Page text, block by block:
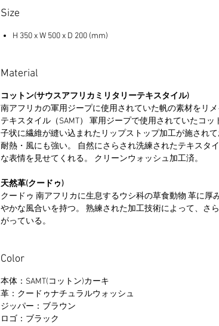
Size
H 350 x W 500 x D 200 (mm)
Material
コットン(サウスアフリカミリタリーテキスタイル)
南アフリカの軍用ジープに使用されていた帆の素材をリ
テキスタイル（SAMT） 軍用ジープで使用されていたコ
子状に繊維が縫い込まれたリップストップ加工が施されて
耐熱・風にも強い。 自然にさらされ洗練されたテキスタ
な表情を見せてくれる。 クリーンウォッシュ加工済。
天然革(クードゥ)
クードゥ 南アフリカに生息するウシ科の草食動物 革に厚
やかな風合いを持つ。 熟練された加工技術によって、さ
がっている。
Color
本体：SAMT(コットン)カーキ
革：クードゥナチュラルウォッシュ
ジッパー：ブラウン
ロゴ：ブラック